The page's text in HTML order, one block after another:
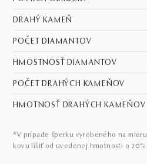
DRAHÝ KAMEŇ
POČET DIAMANTOV
HMOSTNOSŤ DIAMANTOV
POČET DRAHÝCH KAMEŇOV
HMOTNOSŤ DRAHÝCH KAMEŇOV
*V prípade šperku vyrobeného na
kovu líšiť od uvedenej hmotnosti o 20%.